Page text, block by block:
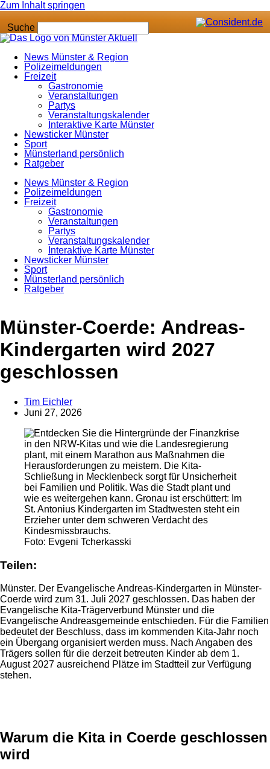
Zum Inhalt springen
Suche
News Münster & Region
Polizeimeldungen
Freizeit
Gastronomie
Veranstaltungen
Partys
Veranstaltungskalender
Interaktive Karte Münster
Newsticker Münster
Sport
Münsterland persönlich
Ratgeber
News Münster & Region
Polizeimeldungen
Freizeit
Gastronomie
Veranstaltungen
Partys
Veranstaltungskalender
Interaktive Karte Münster
Newsticker Münster
Sport
Münsterland persönlich
Ratgeber
Anzeige
Münster-Coerde: Andreas-
Kindergarten wird 2027
geschlossen
Tim Eichler
Juni 27, 2026
Foto: Evgeni Tcherkasski
Teilen:
Münster. Der Evangelische Andreas-Kindergarten in Münster-
Coerde wird zum 31. Juli 2027 geschlossen. Das haben der
Evangelische Kita-Trägerverbund Münster und die
Evangelische Andreasgemeinde entschieden. Für die Familien
bedeutet der Beschluss, dass im kommenden Kita-Jahr noch
ein Übergang organisiert werden muss. Nach Angaben des
Trägers sollen für die derzeit betreuten Kinder ab dem 1.
August 2027 ausreichend Plätze im Stadtteil zur Verfügung
stehen.
Warum die Kita in Coerde geschlossen
wird